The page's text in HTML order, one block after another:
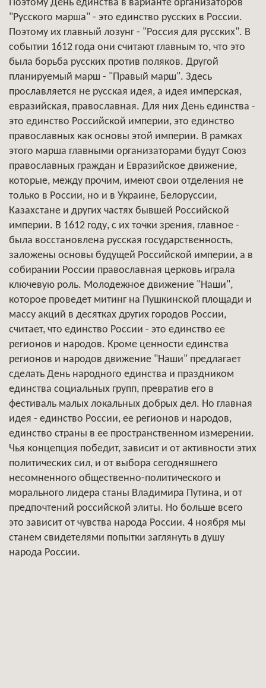
Поэтому День единства в варианте организаторов
"Русского марша" - это единство русских в России.
Поэтому их главный лозунг - "Россия для русских". В
событии 1612 года они считают главным то, что это
была борьба русских против поляков. Другой
планируемый марш - "Правый марш". Здесь
прославляется не русская идея, а идея имперская,
евразийская, православная. Для них День единства -
это единство Российской империи, это единство
православных как основы этой империи. В рамках
этого марша главными организаторами будут Союз
православных граждан и Евразийское движение,
которые, между прочим, имеют свои отделения не
только в России, но и в Украине, Белоруссии,
Казахстане и других частях бывшей Российской
империи. В 1612 году, с их точки зрения, главное -
была восстановлена русская государственность,
заложены основы будущей Российской империи, а в
собирании России православная церковь играла
ключевую роль. Молодежное движение "Наши",
которое проведет митинг на Пушкинской площади и
массу акций в десятках других городов России,
считает, что единство России - это единство ее
регионов и народов. Кроме ценности единства
регионов и народов движение "Наши" предлагает
сделать День народного единства и праздником
единства социальных групп, превратив его в
фестиваль малых локальных добрых дел. Но главная
идея - единство России, ее регионов и народов,
единство страны в ее пространственном измерении.
Чья концепция победит, зависит и от активности этих
политических сил, и от выбора сегодняшнего
несомненного общественно-политического и
морального лидера станы Владимира Путина, и от
предпочтений российской элиты. Но больше всего
это зависит от чувства народа России. 4 ноября мы
станем свидетелями попытки заглянуть в душу
народа России.